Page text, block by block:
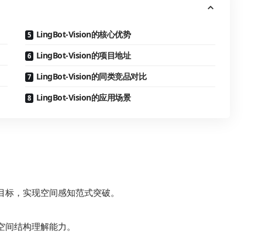
LingBot-Vision的核心优势
LingBot-Vision的项目地址
LingBot-Vision的同类竞品对比
LingBot-Vision的应用场景
，实现空间感知范式突破。
结构理解能力。